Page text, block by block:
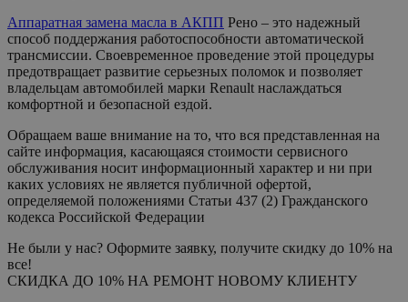
Аппаратная замена масла в АКПП Рено – это надежный
способ поддержания работоспособности автоматической
трансмиссии. Своевременное проведение этой процедуры
предотвращает развитие серьезных поломок и позволяет
владельцам автомобилей марки Renault наслаждаться
комфортной и безопасной ездой.
Обращаем ваше внимание на то, что вся представленная на
сайте информация, касающаяся стоимости сервисного
обслуживания носит информационный характер и ни при
каких условиях не является публичной офертой,
определяемой положениями Статьи 437 (2) Гражданского
кодекса Российской Федерации
Не были у нас? Оформите заявку, получите скидку до 10% на
все!
СКИДКА ДО 10% НА РЕМОНТ НОВОМУ КЛИЕНТУ